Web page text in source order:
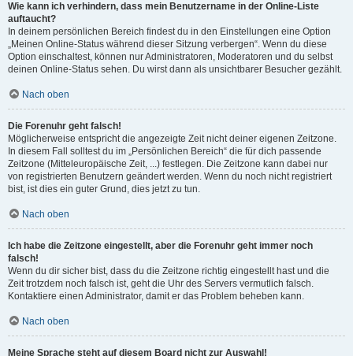
Wie kann ich verhindern, dass mein Benutzername in der Online-Liste
auftaucht?
In deinem persönlichen Bereich findest du in den Einstellungen eine Option
„Meinen Online-Status während dieser Sitzung verbergen“. Wenn du diese
Option einschaltest, können nur Administratoren, Moderatoren und du selbst
deinen Online-Status sehen. Du wirst dann als unsichtbarer Besucher gezählt.
Nach oben
Die Forenuhr geht falsch!
Möglicherweise entspricht die angezeigte Zeit nicht deiner eigenen Zeitzone.
In diesem Fall solltest du im „Persönlichen Bereich“ die für dich passende
Zeitzone (Mitteleuropäische Zeit, ...) festlegen. Die Zeitzone kann dabei nur
von registrierten Benutzern geändert werden. Wenn du noch nicht registriert
bist, ist dies ein guter Grund, dies jetzt zu tun.
Nach oben
Ich habe die Zeitzone eingestellt, aber die Forenuhr geht immer noch
falsch!
Wenn du dir sicher bist, dass du die Zeitzone richtig eingestellt hast und die
Zeit trotzdem noch falsch ist, geht die Uhr des Servers vermutlich falsch.
Kontaktiere einen Administrator, damit er das Problem beheben kann.
Nach oben
Meine Sprache steht auf diesem Board nicht zur Auswahl!